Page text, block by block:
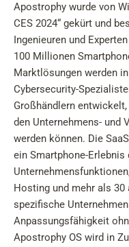
Apostrophy wurde von
CES 2024“ gekürt und
Ingenieuren und
100 Millionen
Marktlösungen werden
Cybersecurity-
Großhändlern
den Unternehmens- und
werden können. Die
ein Smartphone-
Hosting und mehr als
spezifische
Anpassungsfähigkeit
Apostrophy OS wird in